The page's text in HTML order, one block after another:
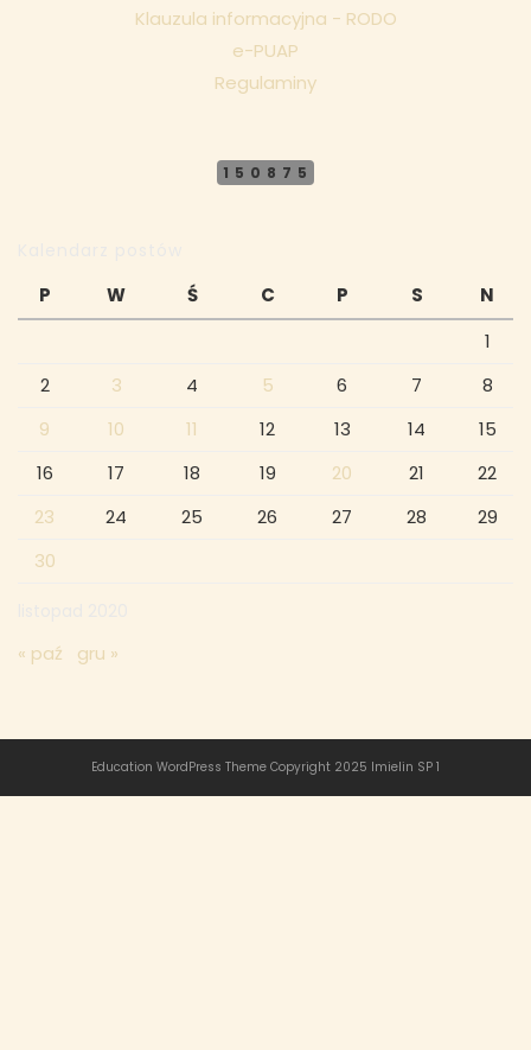
Klauzula informacyjna - RODO
e-PUAP
Regulaminy
150875
P W Ś C P S
N
1
2
3 4 5 6 7
8
9
10 11 12 13 14
15
16
17 18 19 20 21
22
23
24 25 26 27 28
29
30
« paź gru »
Education WordPress Theme Copyright 2025 Imielin SP 1